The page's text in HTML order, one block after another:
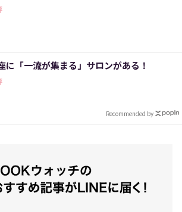
に「一流が集まる」サロンがある！
Recommended by